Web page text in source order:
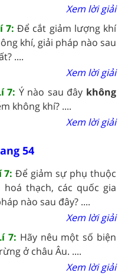
Xem lời giải
7: Để cắt giảm lượng khí
khí, giải pháp nào sau
....
Xem lời giải
7: Ý nào sau đây không
không khí? ....
Xem lời giải
54
7:Để giảm sự phụ thuộc
thạch, các quốc gia
nào sau đây? ....
Xem lời giải
7: Hãy nêu một số biện
ở châu Âu. ....
Xem lời giải